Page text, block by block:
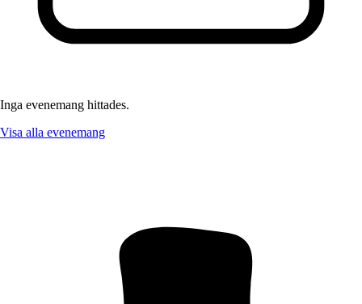
Inga evenemang hittades.
Visa alla evenemang